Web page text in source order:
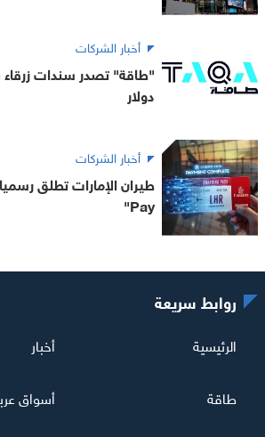
أخبار الشركات
دولار
أخبار الشركات
Pay"
روابط سريعة
الرئيسية أخبار
طاقة أسواق